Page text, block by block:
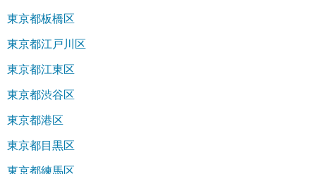
東京都板橋区
東京都江戸川区
東京都江東区
東京都渋谷区
東京都港区
東京都目黒区
東京都練馬区